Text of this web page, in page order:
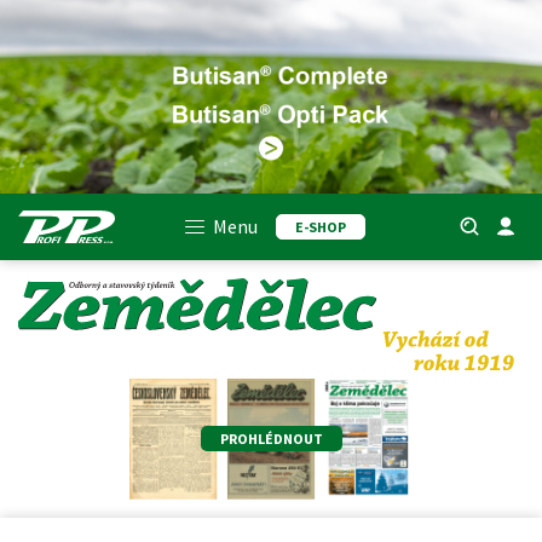
Menu E-SHOP
PROHLÉDNOUT